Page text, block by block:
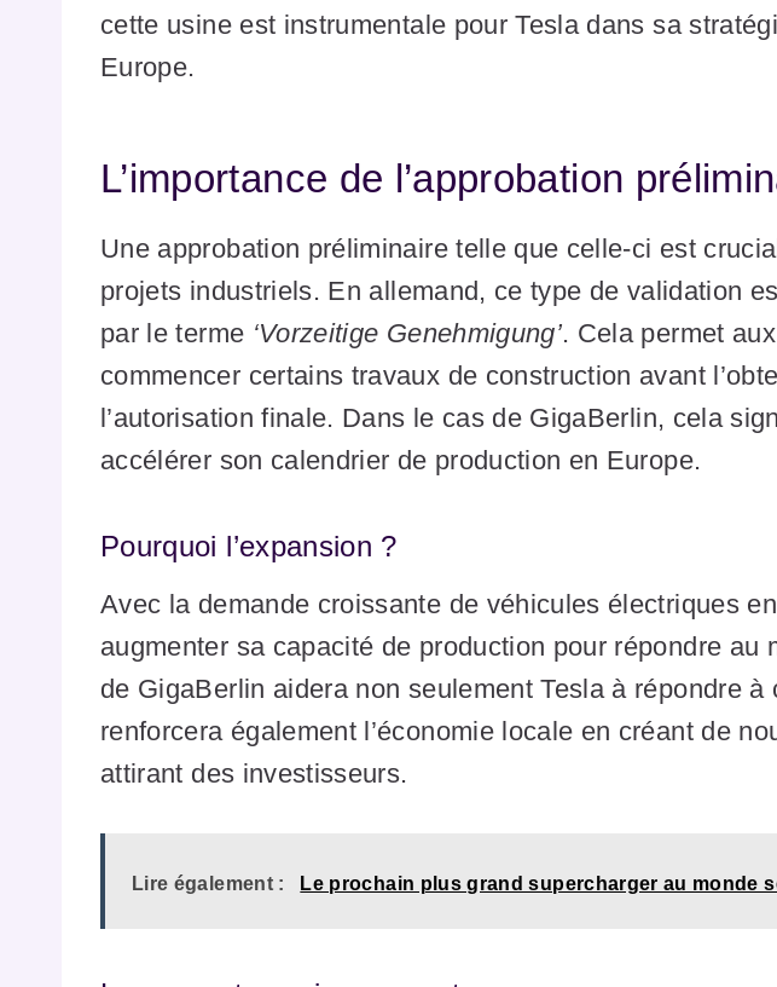
cette usine est instrumentale pour Tesla dans sa
Europe.
L’importance de l’approbation
Une approbation préliminaire telle que celle-ci est
projets industriels. En allemand, ce type de validation
par le terme ‘Vorzeitige Genehmigung’. Cela permet
commencer certains travaux de construction avant
l’autorisation finale. Dans le cas de GigaBerlin, cela
accélérer son calendrier de production en Europe.
Pourquoi l’expansion ?
Avec la demande croissante de véhicules électriques
augmenter sa capacité de production pour répondre au
de GigaBerlin aidera non seulement Tesla à répondre à
renforcera également l’économie locale en créant de
attirant des investisseurs.
Lire également : Le prochain plus grand supercharger au monde